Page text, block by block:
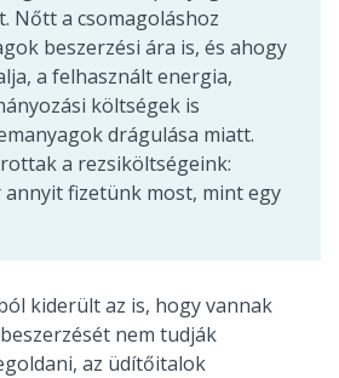
Nőtt a csomagoláshoz
beszerzési ára is, és ahogy
a felhasznált energia,
költségek is
drágulása miatt.
a rezsiköltségeink:
fizetünk most, mint egy
kiderült az is, hogy vannak
nem tudják
az üdítőitalok